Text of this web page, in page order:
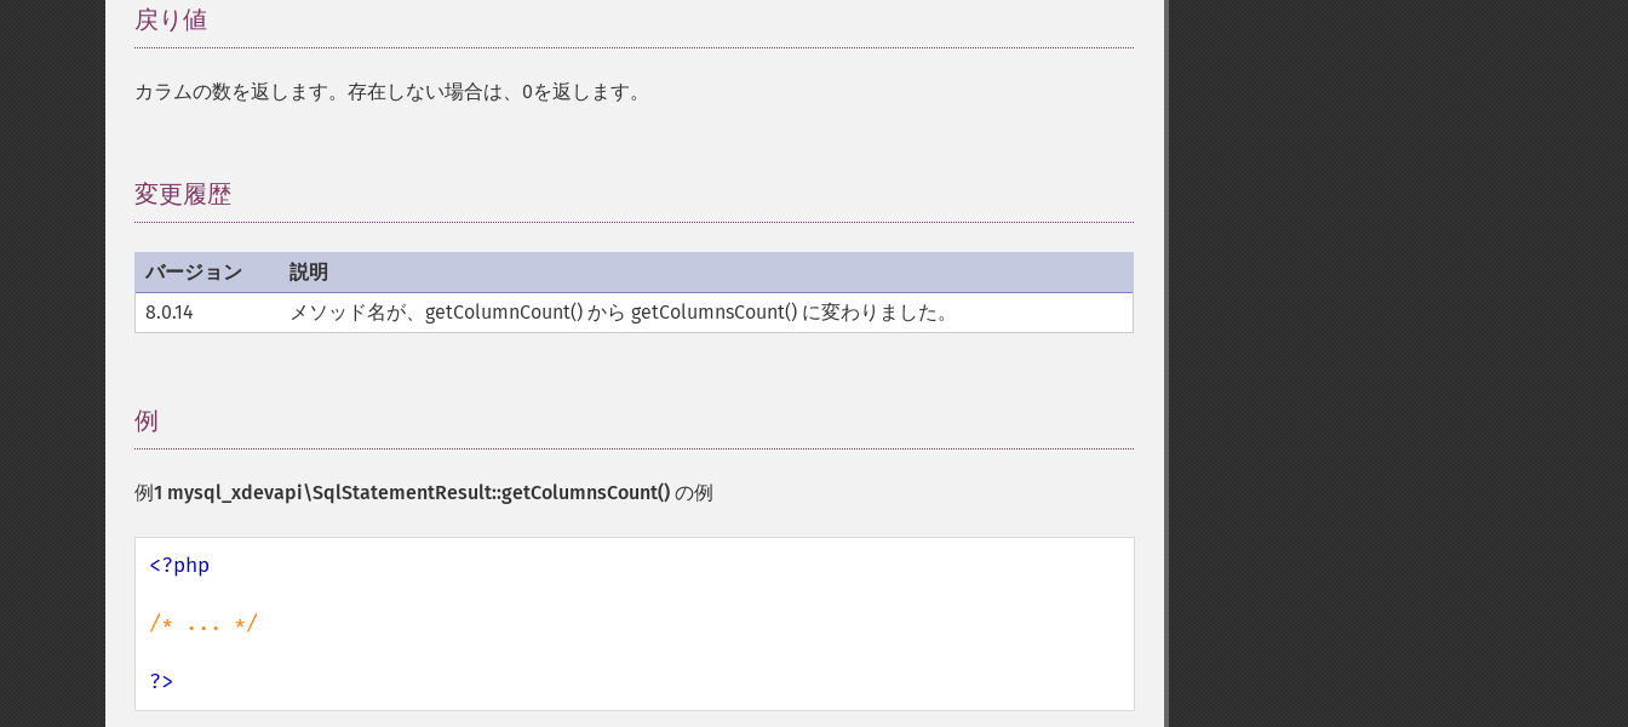
戻り値
カラムの数を返します。存在しない場合は、0を返します。
変更履歴
バージョン
説明
8.0.14
メソッド名が、getColumnCount() から getColumnsCount() に変わりました。
例
例1 mysql_xdevapi\SqlStatementResult::getColumnsCount() の例
<?php
/* ... */
?>